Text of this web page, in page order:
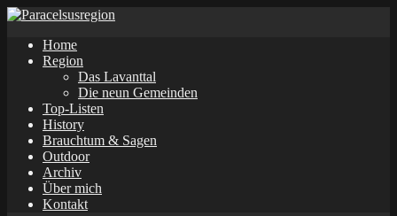
Home
Region
Das Lavanttal
Die neun Gemeinden
Top-Listen
History
Brauchtum & Sagen
Outdoor
Archiv
Über mich
Kontakt